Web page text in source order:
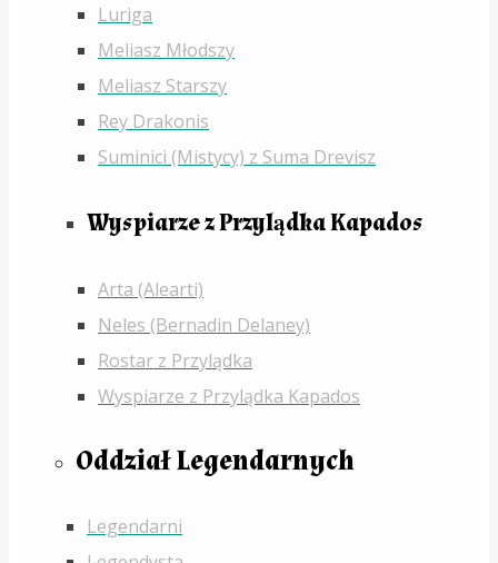
Luriga
Meliasz Młodszy
Meliasz Starszy
Rey Drakonis
Suminici (Mistycy) z Suma Drevisz
Wyspiarze z Przylądka Kapados
Arta (Alearti)
Neles (Bernadin Delaney)
Rostar z Przylądka
Wyspiarze z Przylądka Kapados
Oddział Legendarnych
Legendarni